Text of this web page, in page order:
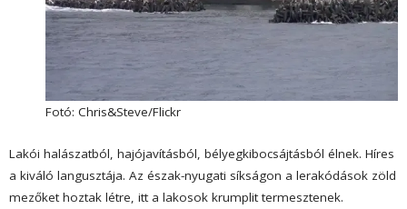
Fotó: Chris&Steve/Flickr
Lakói halászatból, hajójavításból, bélyegkibocsájtásból élnek. Híres
a kiváló langusztája. Az észak-nyugati síkságon a lerakódások zöld
mezőket hoztak létre, itt a lakosok krumplit termesztenek.